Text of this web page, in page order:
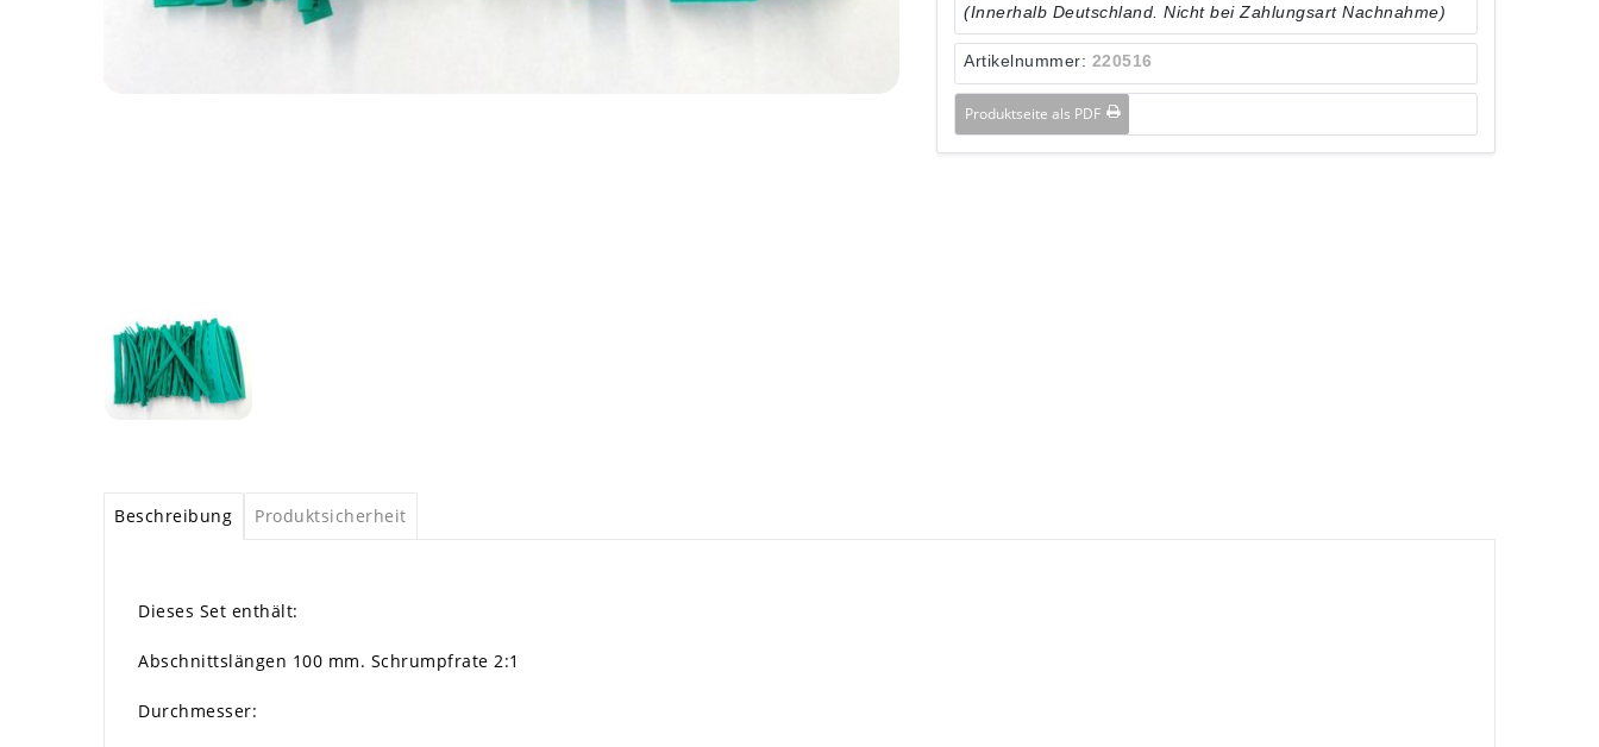
(Innerhalb Deutschland. Nicht bei Zahlungsart Nachnahme)
Artikelnummer: 220516
Produktseite als PDF
Beschreibung Produktsicherheit
Dieses Set enthält:
Abschnittslängen 100 mm. Schrumpfrate 2:1
Durchmesser: